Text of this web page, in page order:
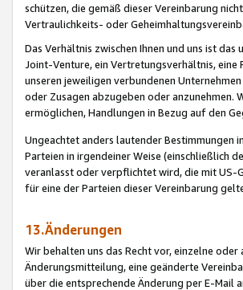
schützen, die gemäß dieser Vereinbarung
Vertraulichkeits- oder
Das Verhältnis zwischen Ihnen und uns ist
Joint-Venture, ein Vertretungsverhältnis, eine
unseren jeweiligen verbundenen
oder Zusagen abzugeben oder anzunehmen.
ermöglichen, Handlungen in Bezug auf den
Ungeachtet anders lautender Bestimmungen
Parteien in irgendeiner Weise (einschließlich
veranlasst oder verpflichtet wird, die mit US-
für eine der Parteien dieser Vereinbarung
13.Änderungen
Wir behalten uns das Recht vor, einzelne
Änderungsmitteilung, eine geänderte
über die entsprechende Änderung per E-Mail